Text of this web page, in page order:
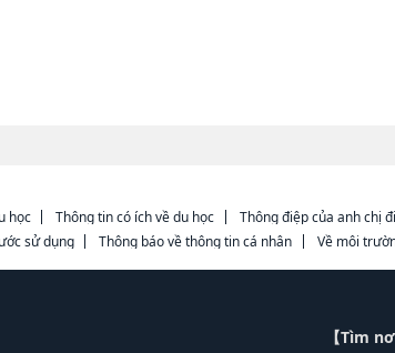
học Thông tin có ích về du học Thông điệp của anh chị
sử dụng
Thông báo về thông tin cá nhân Về môi
【Tìm